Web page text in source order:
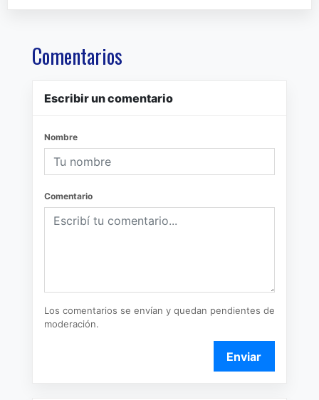
Comentarios
Escribir un comentario
Nombre
Comentario
Los comentarios se envían y quedan pendientes de
moderación.
Enviar